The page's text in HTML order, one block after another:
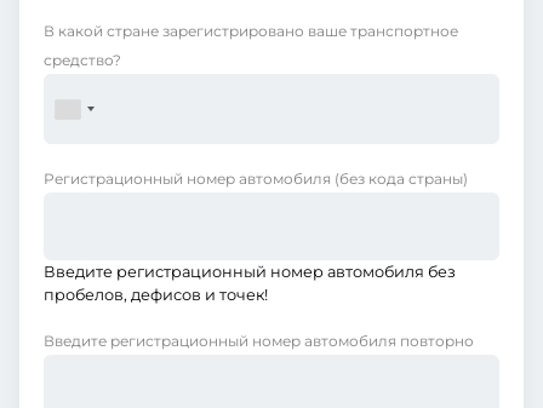
В какой стране зарегистрировано ваше транспортное
средство?
Регистрационный номер автомобиля (без кода страны)
Введите регистрационный номер автомобиля без
пробелов, дефисов и точек!
Введите регистрационный номер автомобиля повторно